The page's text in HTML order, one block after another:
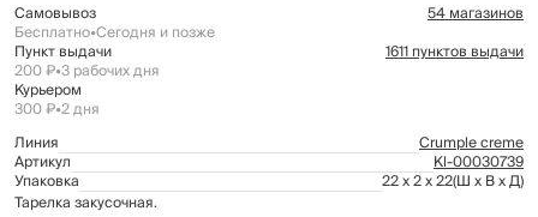
Самовывоз 54 магазинов
Бесплатно•Сегодня и позже
Пункт выдачи 1611 пунктов выдачи
200 ₽•3 рабочих дня
Курьером
300 ₽•2 дня
Линия
Crumple creme
Артикул Kl-00030739
Упаковка 22 x 2 x 22(Ш x В x Д)
Тарелка закусочная.